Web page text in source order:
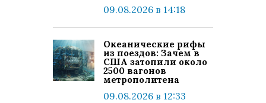
09.08.2026 в 14:18
Океанические рифы
из поездов: Зачем в
США затопили около
2500 вагонов
метрополитена
09.08.2026 в 12:33